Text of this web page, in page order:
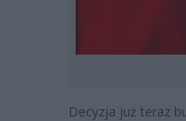
Decyzja już teraz